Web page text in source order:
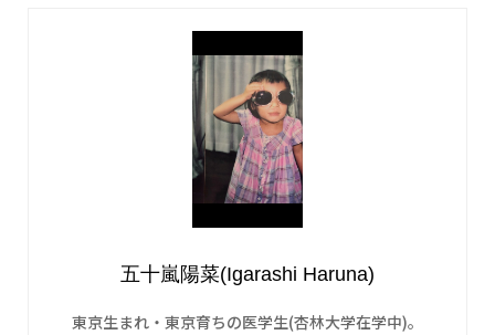
五十嵐陽菜(Igarashi Haruna)
東京生まれ・東京育ちの医学生(杏林大学在学中)。